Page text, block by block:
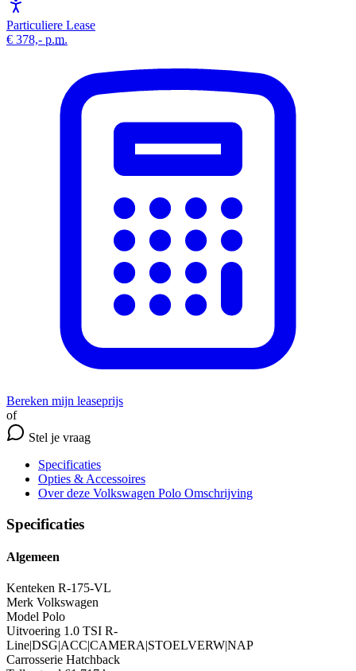
Particuliere Lease
€ 378,- p.m.
Bereken mijn leaseprijs
of
Stel je vraag
Specificaties
Opties & Accessoires
Over deze Volkswagen Polo Omschrijving
Specificaties
Algemeen
Kenteken R-175-VL
Merk Volkswagen
Model Polo
Uitvoering 1.0 TSI R-
Line|DSG|ACC|CAMERA|STOELVERW|NAP
Carrosserie Hatchback